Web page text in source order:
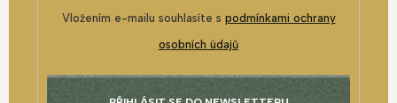
Vložením e-mailu souhlasíte s podmínkami ochrany
osobních údajů